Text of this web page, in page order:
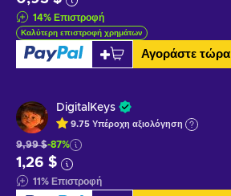
14% Επιστροφή
Καλύτερη επιστροφή χρημάτων
Αγοράστε τώρα
DigitalKeys
9.75 Υπέροχη αξιολόγηση
9,99 $-87%
1,26 $
11% Επιστροφή